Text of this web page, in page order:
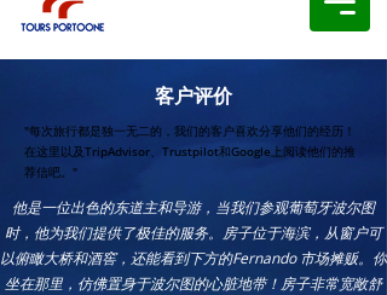
客户评价
"每次旅行都是独一无二的，我们的客户喜欢分享他们的经历！
在这里以及TripAdvisor、Trustpilot和Google上阅读他们的推
荐信吧。"
他是一位出色的东道主和导游，当我们参观葡萄牙波尔图
时，他为我们提供了极佳的服务。房子位于海滨，从窗户可
以俯瞰大桥和酒窖，还能看到下方的Fernando 市场摊贩。你
坐在那里，仿佛置身于波尔图的心脏地带！房子非常宽敞舒